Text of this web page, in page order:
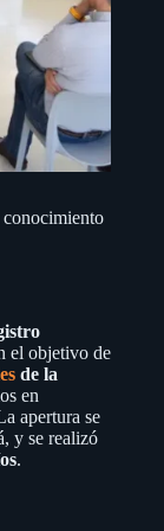
conocimiento
el objetivo de
de la
en
apertura se
y se realizó
.